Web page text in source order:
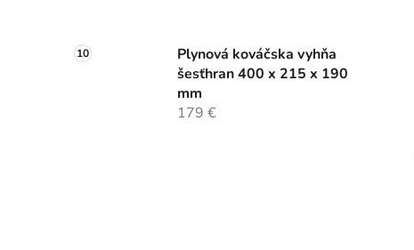
Plynová kováčska vyhňa
šesťhran 400 x 215 x 190
mm
179 €